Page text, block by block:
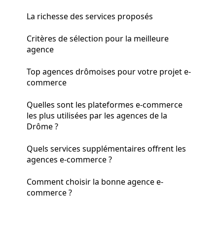
La richesse des services proposés
Critères de sélection pour la meilleure
agence
Top agences drômoises pour votre projet e-
commerce
Quelles sont les plateformes e-commerce
les plus utilisées par les agences de la
Drôme ?
Quels services supplémentaires offrent les
agences e-commerce ?
Comment choisir la bonne agence e-
commerce ?